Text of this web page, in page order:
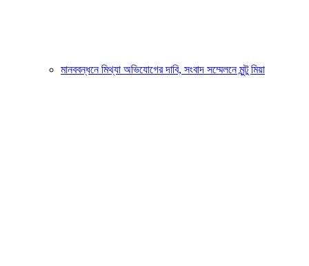
মানববন্ধনে মিথ্যা অভিযোগের দাবি, সংবাদ সম্মেলনে মুন্টু মিয়া